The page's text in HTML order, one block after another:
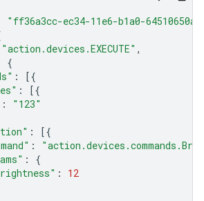
"ff36a3cc-ec34-11e6-b1a0-
"action.devices.EXECUTE" ,
{
:
[{
:
[{
:
"123"
:
[{
:
:
{
:
12